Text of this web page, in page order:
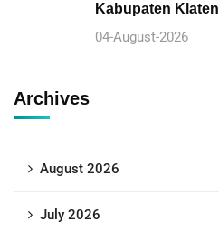
Kabupaten Klaten
04-August-2026
Archives
August 2026
July 2026